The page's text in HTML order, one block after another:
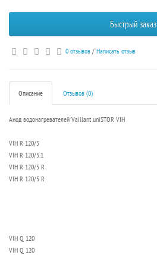
Быстрый заказ
0 отзывов / Написать отзыв
Описание Отзывов (0)
Анод водонагревателей Vaillant uniSTOR VIH
VIH R 120/5
VIH R 120/5.1
VIH R 120/5 R
VIH R 120/5 R
VIH Q 120
VIH Q 120